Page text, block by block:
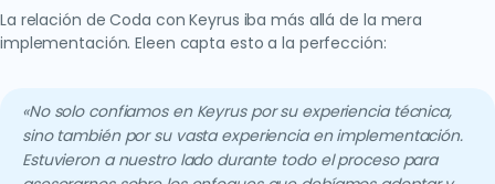
La relación de Coda con Keyrus iba más allá de la mera
implementación. Eleen capta esto a la perfección:
«No solo confiamos en Keyrus por su experiencia técnica,
sino también por su vasta experiencia en implementación.
Estuvieron a nuestro lado durante todo el proceso para